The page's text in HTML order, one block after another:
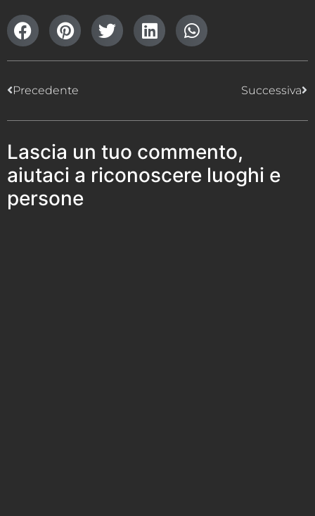
Precedente Successiva
Lascia un tuo commento,
aiutaci a riconoscere luoghi e
persone